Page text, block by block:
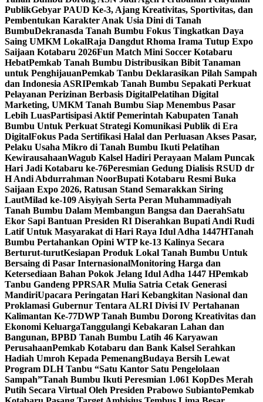
PublikGebyar PAUD Ke-3, Ajang Kreativitas, Sportivitas, dan
Pembentukan Karakter Anak Usia Dini di Tanah
BumbuDekranasda Tanah Bumbu Fokus Tingkatkan Daya
Saing UMKM LokalRaja Dangdut Rhoma Irama Tutup Expo
Saijaan Kotabaru 2026Fun Match Mini Soccer Kotabaru
HebatPemkab Tanah Bumbu Distribusikan Bibit Tanaman
untuk PenghijauanPemkab Tanbu Deklarasikan Pilah Sampah
dan Indonesia ASRIPemkab Tanah Bumbu Sepakati Perkuat
Pelayanan Perizinan Berbasis DigitalPelatihan Digital
Marketing, UMKM Tanah Bumbu Siap Menembus Pasar
Lebih LuasPartisipasi Aktif Pemerintah Kabupaten Tanah
Bumbu Untuk Perkuat Strategi Komunikasi Publik di Era
DigitalFokus Pada Sertifikasi Halal dan Perluasan Akses Pasar,
Pelaku Usaha Mikro di Tanah Bumbu Ikuti Pelatihan
KewirausahaanWagub Kalsel Hadiri Perayaan Malam Puncak
Hari Jadi Kotabaru ke-76Peresmian Gedung Dialisis RSUD dr
H Andi Abdurrahman NoorBupati Kotabaru Resmi Buka
Saijaan Expo 2026, Ratusan Stand Semarakkan Siring
LautMilad ke-109 Aisyiyah Serta Peran Muhammadiyah
Tanah Bumbu Dalam Membangun Bangsa dan DaerahSatu
Ekor Sapi Bantuan Presiden RI Diserahkan Bupati Andi Rudi
Latif Untuk Masyarakat di Hari Raya Idul Adha 1447HTanah
Bumbu Pertahankan Opini WTP ke-13 Kalinya Secara
Berturut-turutKesiapan Produk Lokal Tanah Bumbu Untuk
Bersaing di Pasar InternasionalMonitoring Harga dan
Ketersediaan Bahan Pokok Jelang Idul Adha 1447 HPemkab
Tanbu Gandeng PPRSAR Mulia Satria Cetak Generasi
MandiriUpacara Peringatan Hari Kebangkitan Nasional dan
Proklamasi Gubernur Tentara ALRI Divisi IV Pertahanan
Kalimantan Ke-77DWP Tanah Bumbu Dorong Kreativitas dan
Ekonomi KeluargaTanggulangi Kebakaran Lahan dan
Bangunan, BPBD Tanah Bumbu Latih 46 Karyawan
PerusahaanPemkab Kotabaru dan Bank Kalsel Serahkan
Hadiah Umroh Kepada PemenangBudaya Bersih Lewat
Program DLH Tanbu “Satu Kantor Satu Pengelolaan
Sampah”Tanah Bumbu Ikuti Peresmian 1.061 KopDes Merah
Putih Secara Virtual Oleh Presiden Prabowo SubiantoPemkab